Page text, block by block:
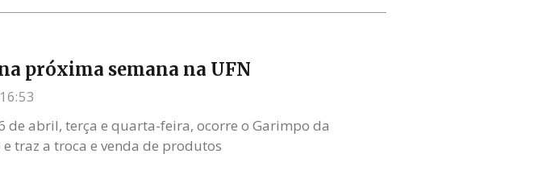
próxima semana na UFN
16:53
de abril, terça e quarta-feira, ocorre o Garimpo da
traz a troca e venda de produtos